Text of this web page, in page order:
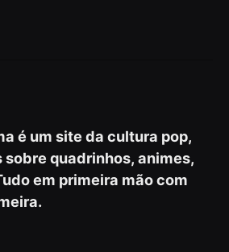
é um site da cultura pop,
quadrinhos, animes,
em primeira mão com